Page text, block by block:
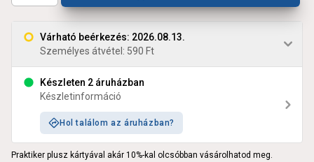
Várható beérkezés: 2026.08.13.
Személyes átvétel: 590 Ft
Készleten 2 áruházban
Készletinformáció
Hol találom az áruházban?
Praktiker plusz kártyával akár 10%-kal olcsóbban vásárolhatod meg.